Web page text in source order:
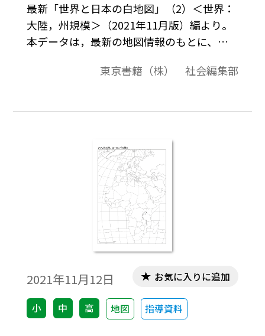
最新「世界と日本の白地図」（2）＜世界：
大陸，州規模＞（2021年11月版）編より。
本データは，最新の地図情報のもとに、高
ト作成やワークシート作成などで，自由に
東京書籍（株） 社会編集部
2021年11月12日
小 中 高 地図 指導資料
お気に入りに追加